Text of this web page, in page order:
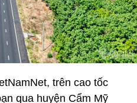
trên cao tốc
qua huyện Cẩm Mỹ